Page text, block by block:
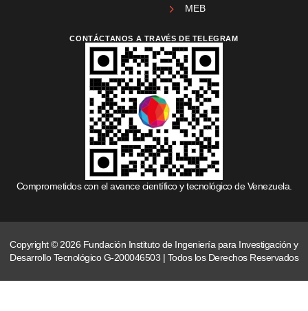
MEB
CONTÁCTANOS A TRAVÉS DE TELEGRAM
Comprometidos con el avance científico y tecnológico de Venezuela.
Copyright © 2026 Fundación Instituto de Ingeniería para Investigación y
Desarrollo Tecnológico G-200046503 | Todos los Derechos Reservados